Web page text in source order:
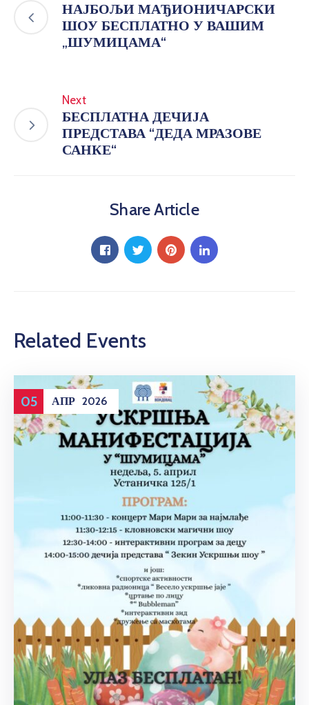
НАЈБОЉИ МАЂИОНИЧАРСКИ
ШОУ БЕСПЛАТНО У ВАШИМ
„ШУМИЦАМА“
Next
БЕСПЛАТНА ДЕЧИЈА
ПРЕДСТАВА “ДЕДА МРАЗОВЕ
САНКЕ“
Share Article
Related Events
05 АПР 2026